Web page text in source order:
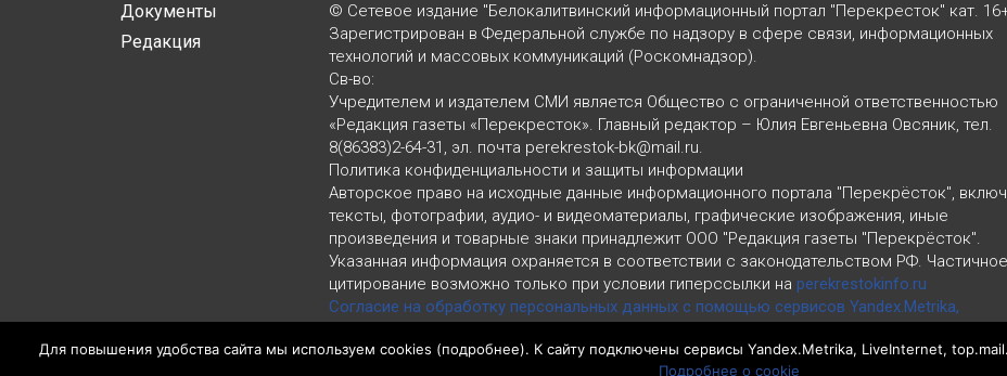
Документы
Редакция
© Сетевое издание "Белокалитвинский информационный портал "Перекресток" кат.
Зарегистрирован в Федеральной службе по надзору в сфере связи, информационных
технологий и массовых коммуникаций (Роскомнадзор).
Св-во:
Учредителем и издателем СМИ является Общество с ограниченной ответственностью
«Редакция газеты «Перекресток». Главный редактор – Юлия Евгеньевна Овсяник, тел.
8(86383)2-64-31, эл. почта perekrestok-bk@mail.ru.
Политика конфиденциальности и защиты информации
Авторское право на исходные данные информационного портала "Перекрёсток",
тексты, фотографии, аудио- и видеоматериалы, графические изображения, иные
произведения и товарные знаки принадлежит ООО "Редакция газеты "Перекрёсток".
Указанная информация охраняется в соответствии с законодательством РФ. Частичное
цитирование возможно только при условии гиперссылки на perekrestokinfo.ru
Согласие на обработку персональных данных с помощью сервисов Yandex.Metrika,
Политика конфиденциальности и защиты информации
Для повышения удобства сайта мы используем cookies (подробнее). К сайту подключены сервисы Yandex.Metrika, LiveInternet,
Подробнее о cookie